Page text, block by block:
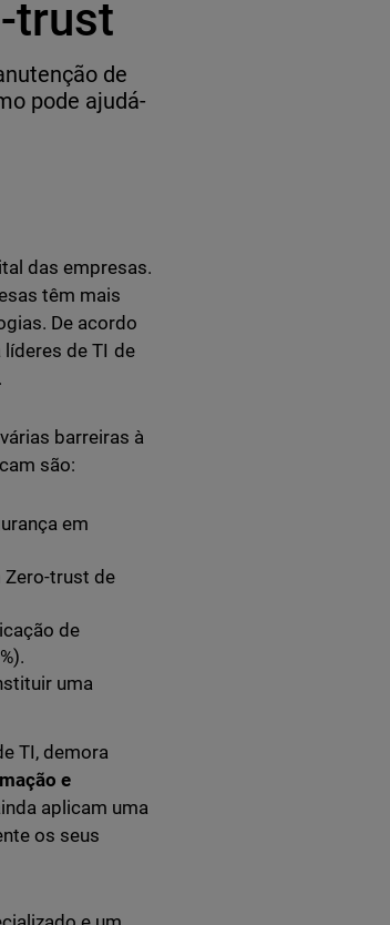
trust
de
pode ajudá-
das empresas.
têm mais
De acordo
líderes de TI de
barreiras à
são:
em
Zero-trust de
de
uma
TI, demora
e
aplicam uma
os seus